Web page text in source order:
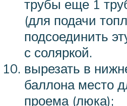
трубы еще 1
(для подачи
подсоединить
с соляркой.
вырезать в
баллона место
проема (люка);